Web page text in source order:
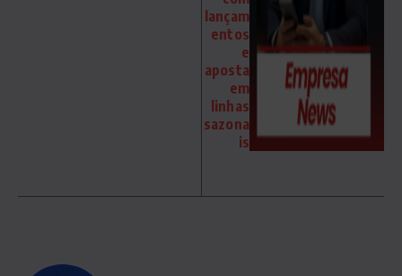
lançam
entos
e
aposta
em
linhas
sazona
is